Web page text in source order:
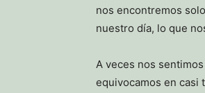
nos encontremos
nuestro día, lo que
A veces nos
equivocamos en casi